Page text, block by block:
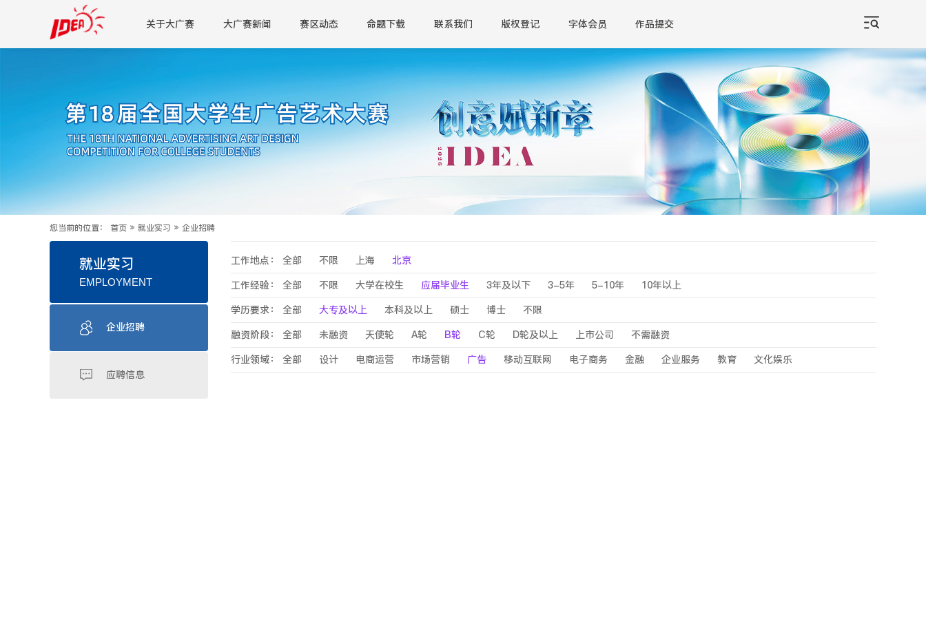
关于大广赛 大广赛新闻 赛区动态 命题下载 联系我们 版权登记 字体会员 作品提交
您当前的位置： 首页 » 就业实习 » 企业招聘
就业实习
EMPLOYMENT
企业招聘
应聘信息
工作地点： 全部 不限 上海 北京
工作经验： 全部 不限 大学在校生 应届毕业生 3年及以下 3-5年 5-10年 10年以上
学历要求： 全部 大专及以上 本科及以上 硕士 博士 不限
融资阶段： 全部 未融资 天使轮 A轮 B轮 C轮 D轮及以上 上市公司 不需融资
行业领域： 全部 设计 电商运营 市场营销 广告 移动互联网 电子商务 金融 企业服务 教育 文化娱乐